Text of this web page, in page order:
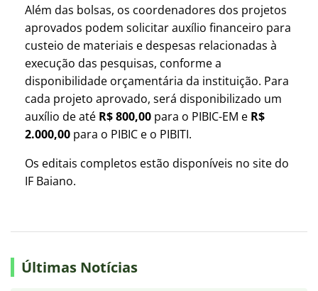
Além das bolsas, os coordenadores dos projetos
aprovados podem solicitar auxílio financeiro para
custeio de materiais e despesas relacionadas à
execução das pesquisas, conforme a
disponibilidade orçamentária da instituição. Para
cada projeto aprovado, será disponibilizado um
auxílio de até R$ 800,00 para o PIBIC-EM e R$
2.000,00 para o PIBIC e o PIBITI.
Os editais completos estão disponíveis no site do
IF Baiano.
Últimas Notícias